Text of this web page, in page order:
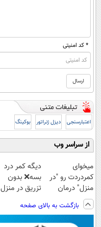
* کد امنیتی
اعتبارسنجی دیزل ژنراتور بوکینگ
از سراسر وب
میخوای
کمردردت رو "در
منزل" درمان
کنی؟ (◂فیلم +
◂پرسش‌نامه)
دیگه کمر درد
بسه❌ بدون
تزریق در منزل
◀پرسش‌نامه پر
کن▶
بازگشت به بالای صفحه